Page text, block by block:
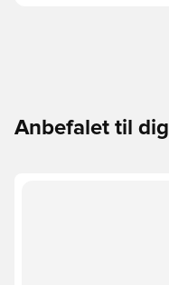
Anbefalet til dig